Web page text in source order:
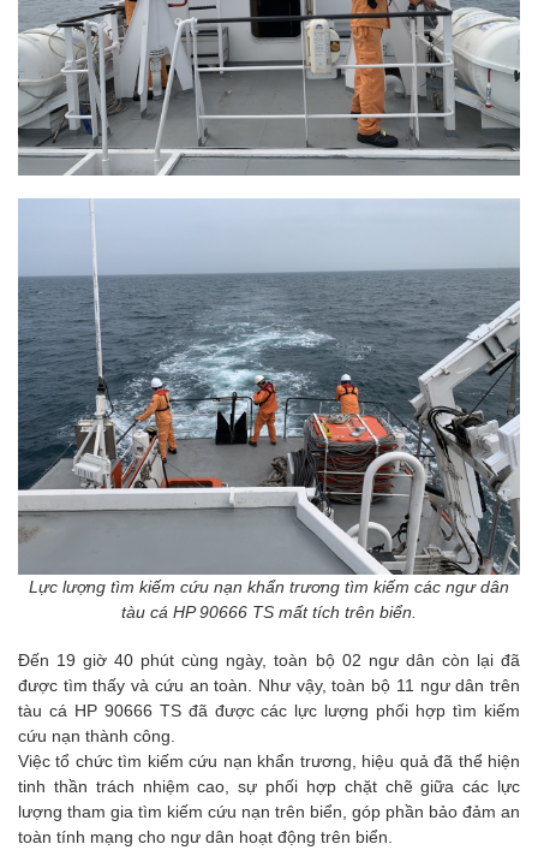
Lực lượng tìm kiếm cứu nạn khẩn trương tìm kiếm các ngư dân
tàu cá HP 90666 TS mất tích trên biển.
Đến 19 giờ 40 phút cùng ngày, toàn bộ 02 ngư dân còn lại đã
được tìm thấy và cứu an toàn. Như vậy, toàn bộ 11 ngư dân trên
tàu cá HP 90666 TS đã được các lực lượng phối hợp tìm kiếm
cứu nạn thành công.
Việc tổ chức tìm kiếm cứu nạn khẩn trương, hiệu quả đã thể hiện
tinh thần trách nhiệm cao, sự phối hợp chặt chẽ giữa các lực
lượng tham gia tìm kiếm cứu nạn trên biển, góp phần bảo đảm an
toàn tính mạng cho ngư dân hoạt động trên biển.